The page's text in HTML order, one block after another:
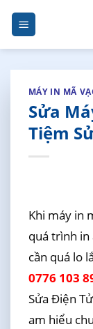
Skip
content
MÁY IN MÃ
Sửa
Tiệm
Khi máy in
quá trình in
cần quá lo
0776 103
Sửa Điện
am hiểu